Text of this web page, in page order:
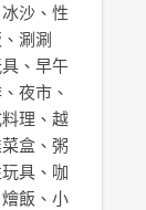
冰沙 、 性
、 涮涮
、 早午
、 夜市 、
理 、 越
盒 、 粥
具 、 咖
燴飯 、 小